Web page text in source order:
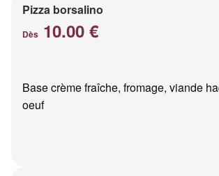
Pizza borsalino
Dès 10.00 €
Base crème fraîche, fromage, viande
oeuf